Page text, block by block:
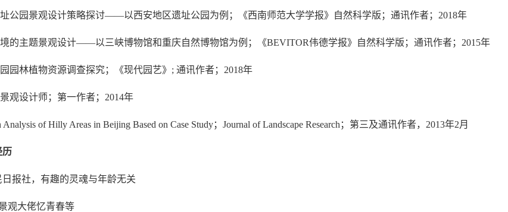
公园景观设计策略探讨——以西安地区遗址公园为例；《西南师范大学学报》自然科学版；通讯作者；2018年
的主题景观设计——以三峡博物馆和重庆自然博物馆为例；《BEVITOR伟德学报》自然科学版；通讯作者；2015年
园林植物资源调查探究；《现代园艺》; 通讯作者；2018年
观设计师；第一作者；2014年
Analysis of Hilly Areas in Beijing Based on Case Study；Journal of Landscape Research；第三及通讯作者，2013年2月
历
日报社，有趣的灵魂与年龄无关
观大佬忆青春等